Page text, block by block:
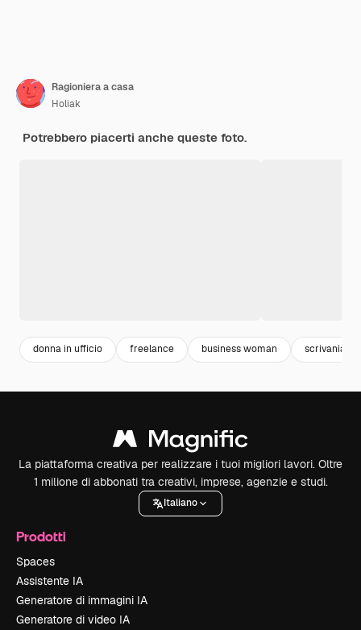
Ragioniera a casa
Holiak
Potrebbero piacerti anche queste foto.
donna in ufficio freelance business woman scrivania
La piattaforma creativa per realizzare i tuoi migliori lavori. Oltre
1 milione di abbonati tra creativi, imprese, agenzie e studi.
Italiano
Prodotti
Spaces
Assistente IA
Generatore di immagini IA
Generatore di video IA